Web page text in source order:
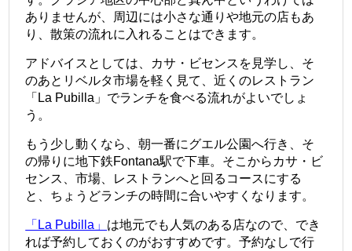
ありませんが、周辺には小さな通りや地元の店もあ
り、散策の流れに入れることはできます。
アドバイスとしては、カサ・ビセンスを見学し、そ
のあとリベルタ市場を軽く見て、近くのレストラン
「La Pubilla」でランチを食べる流れがよいでしょ
う。
もう少し動くなら、朝一番にグエル公園へ行き、そ
の帰りに地下鉄Fontana駅で下車。そこからカサ・ビ
センス、市場、レストランへと回るコースにする
と、ちょうどランチの時間に合いやすくなります。
「La Pubilla」 は地元でも人気のある店なので、でき
れば予約しておくのがおすすめです。予約なしで行